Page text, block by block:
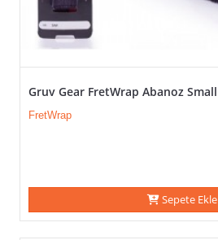
Gruv Gear FretWrap Abanoz Small
FretWrap
Sepete Ekle